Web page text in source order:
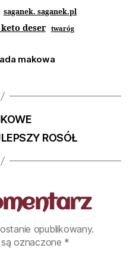
saganek. saganek.pl
deser twaróg
makowa
ROSÓŁ
opublikowany.
oznaczone *